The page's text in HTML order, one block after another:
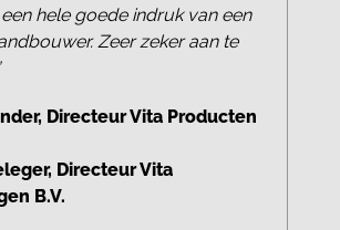
hele goede indruk van een
Zeer zeker aan te
Directeur Vita Producten
Directeur Vita
B.V.